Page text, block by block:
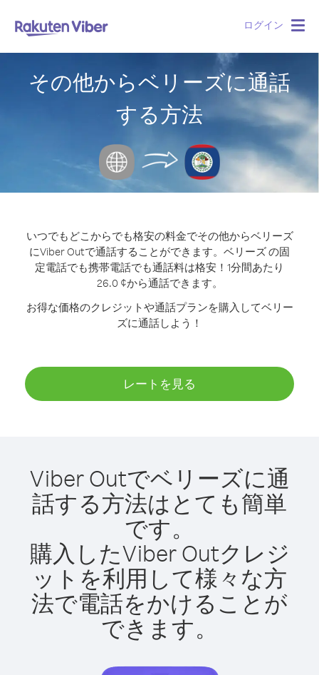
ログイン
その他からベリーズに通話
する方法
いつでもどこからでも格安の料金でその他からベリーズ
にViber Outで通話することができます。 ベリーズ の固
定電話でも携帯電話でも通話料は格安！1分間あたり
26.0 ¢から通話できます。
お得な価格のクレジットや通話プランを購入してベリー
ズに通話しよう！
レートを見る
Viber Outでベリーズに通
話する方法はとても簡単
です。
購入したViber Outクレジ
ットを利用して様々な方
法で電話をかけることが
できます。